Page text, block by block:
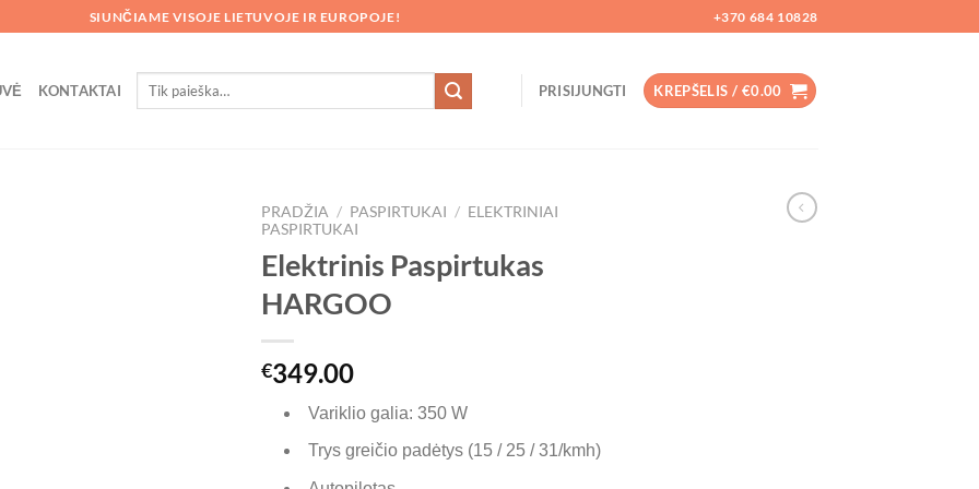
SIUNČIAME VISOJE LIETUVOJE IR EUROPOJE! +370 684 10828
KONTAKTAI
Ieškoti:
PRISIJUNGTI KREPŠELIS / €0.00
PRADŽIA / PASPIRTUKAI / ELEKTRINIAI
PASPIRTUKAI
Elektrinis Paspirtukas
HARGOO
€349.00
Variklio galia: 350 W
Trys greičio padėtys (15 / 25 / 31/kmh)